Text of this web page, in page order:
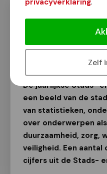
privacyverklaring.
Zelf
Hoe gaat het
en Wijkmonitor
Van onze redactie
De jaarlijkse Stads-
een beeld van de
van statistieken,
over onderwerpen
duurzaamheid, zorg,
veiligheid. Een
cijfers uit de Stads-